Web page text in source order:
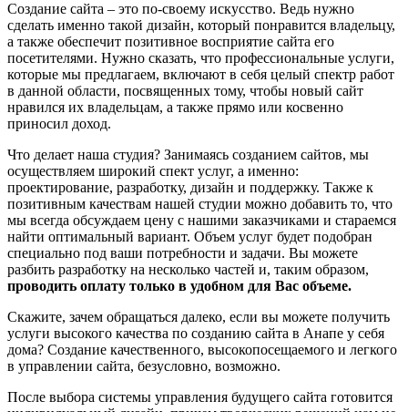
Создание сайта – это по-своему искусство. Ведь нужно
сделать именно такой дизайн, который понравится владельцу,
а также обеспечит позитивное восприятие сайта его
посетителями. Нужно сказать, что профессиональные услуги,
которые мы предлагаем, включают в себя целый спектр работ
в данной области, посвященных тому, чтобы новый сайт
нравился их владельцам, а также прямо или косвенно
приносил доход.
Что делает наша студия? Занимаясь созданием сайтов, мы
осуществляем широкий спект услуг, а именно:
проектирование, разработку, дизайн и поддержку. Также к
позитивным качествам нашей студии можно добавить то, что
мы всегда обсуждаем цену с нашими заказчиками и стараемся
найти оптимальный вариант. Объем услуг будет подобран
специально под ваши потребности и задачи. Вы можете
разбить разработку на несколько частей и, таким образом,
проводить оплату только в удобном для Вас объеме.
Скажите, зачем обращаться далеко, если вы можете получить
услуги высокого качества по созданию сайта в Анапе у себя
дома? Создание качественного, высокопосещаемого и легкого
в управлении сайта, безусловно, возможно.
После выбора системы управления будущего сайта готовится